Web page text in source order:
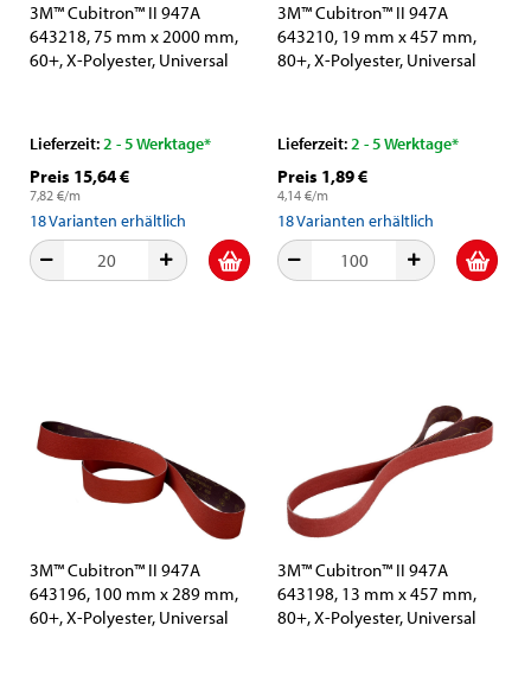
3M™ Cubitron™ II 947A
643218, 75 mm x 2000 mm,
60+, X-Polyester, Universal
Lieferzeit:2 - 5 Werktage*
Preis 15,64 €
7,82 €/m
18Varianten erhältlich
3M™ Cubitron™ II 947A
643210, 19 mm x 457 mm,
80+, X-Polyester, Universal
Lieferzeit:2 - 5 Werktage*
Preis 1,89 €
4,14 €/m
18Varianten erhältlich
3M™ Cubitron™ II 947A
643196, 100 mm x 289 mm,
60+, X-Polyester, Universal
3M™ Cubitron™ II 947A
643198, 13 mm x 457 mm,
80+, X-Polyester, Universal